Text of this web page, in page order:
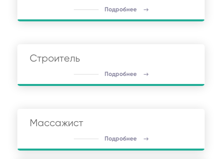
Подробнее
Строитель
Подробнее
Массажист
Подробнее